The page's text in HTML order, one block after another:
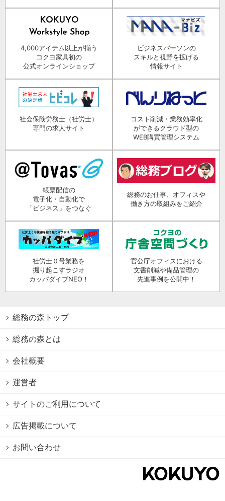
4,000アイテム以上が揃う
コクヨ家具初の
公式オンラインショップ
ビジネスパーソンの
スキルと視野を拡げる
情報サイト
社会保険労務士（社労士）
専門の求人サイト
コスト削減・業務効率化
ができるクラウド型の
WEB購買管理システム
帳票配信の
電子化・自動化で
「ビジネス」をつなぐ
総務のお仕事、オフィスや
働き方の取組みをご紹介
社労士０号業務を
掘り起こすラジオ
カッパダイブNEO！
官公庁オフィスにおける
文書削減や備品管理の
先進事例を公開中！
総務の森トップ
総務の森とは
会社概要
運営者
サイトのご利用について
広告掲載について
お問い合わせ